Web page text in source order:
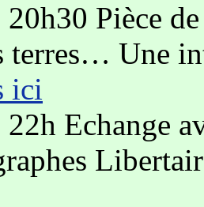
Pièce de
terres… Une
ici
avec